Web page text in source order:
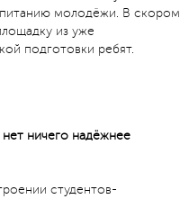
молодёжи. В скором
из уже
подготовки ребят.
ничего надёжнее
студентов-